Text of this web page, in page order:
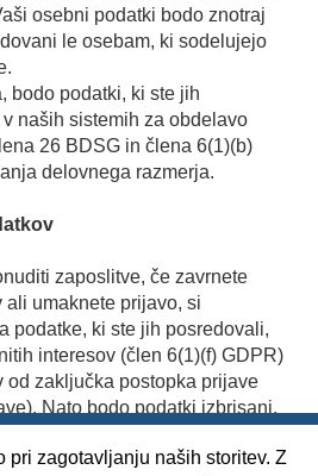
osebni podatki bodo znotraj
le osebam, ki sodelujejo
bodo podatki, ki ste jih
naših sistemih za obdelavo
26 BDSG in člena 6(1)(b)
delovnega razmerja.
zaposlitve, če zavrnete
umaknete prijavo, si
podatke, ki ste jih posredovali,
interesov (člen 6(1)(f) GDPR)
od zaključka postopka prijave
Nato bodo podatki izbrisani,
spora. Če je očitno, da
pri zagotavljanju naših storitev. Z